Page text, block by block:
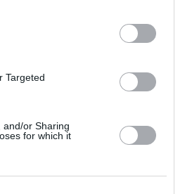
Targeted
and/or Sharing
for which it
ο Χατζιδάκις– είναι μια
του Χατζιδάκι, του
διαδρομής, αποσπάσματα
του Άγγελου Αγγελή.